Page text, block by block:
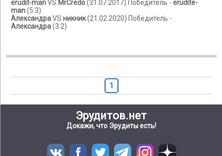
erudit-manVS MrCredo(31.07.2017) Победитель - erudite-
man(5:3)
АлександраVS никник(21.02.2020) Победитель -
Александра(3:2)
1
Эрудитов.нет
Докажи, что Эрудиты есть!